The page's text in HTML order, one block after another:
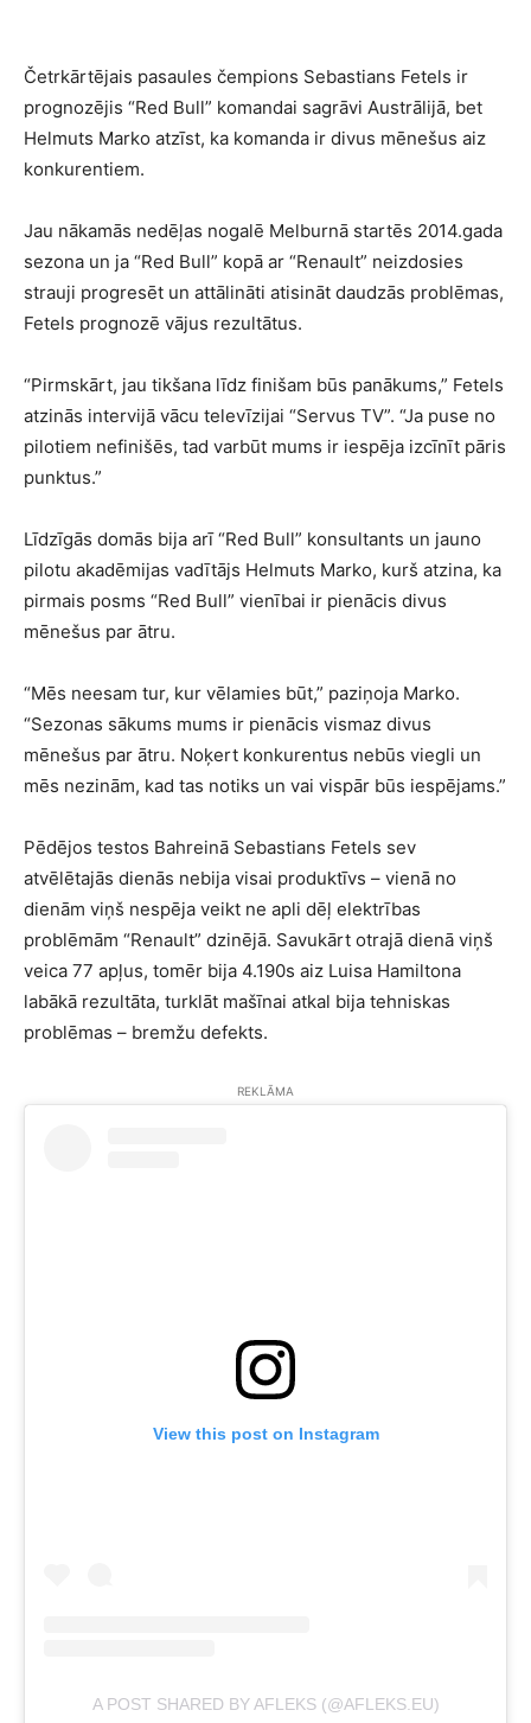
Četrkārtējais pasaules čempions Sebastians Fetels ir
prognozējis “Red Bull” komandai sagrāvi Austrālijā, bet
Helmuts Marko atzīst, ka komanda ir divus mēnešus aiz
konkurentiem.
Jau nākamās nedēļas nogalē Melburnā startēs 2014.gada
sezona un ja “Red Bull” kopā ar “Renault” neizdosies
strauji progresēt un attālināti atisināt daudzās problēmas,
Fetels prognozē vājus rezultātus.
“Pirmskārt, jau tikšana līdz finišam būs panākums,” Fetels
atzinās intervijā vācu televīzijai “Servus TV”. “Ja puse no
pilotiem nefinišēs, tad varbūt mums ir iespēja izcīnīt pāris
punktus.”
Līdzīgās domās bija arī “Red Bull” konsultants un jauno
pilotu akadēmijas vadītājs Helmuts Marko, kurš atzina, ka
pirmais posms “Red Bull” vienībai ir pienācis divus
mēnešus par ātru.
“Mēs neesam tur, kur vēlamies būt,” paziņoja Marko.
“Sezonas sākums mums ir pienācis vismaz divus
mēnešus par ātru. Noķert konkurentus nebūs viegli un
mēs nezinām, kad tas notiks un vai vispār būs iespējams.”
Pēdējos testos Bahreinā Sebastians Fetels sev
atvēlētajās dienās nebija visai produktīvs – vienā no
dienām viņš nespēja veikt ne apli dēļ elektrības
problēmām “Renault” dzinējā. Savukārt otrajā dienā viņš
veica 77 apļus, tomēr bija 4.190s aiz Luisa Hamiltona
labākā rezultāta, turklāt mašīnai atkal bija tehniskas
problēmas – bremžu defekts.
REKLĀMA
View this post on Instagram
A POST SHARED BY AFLEKS (@AFLEKS.EU)